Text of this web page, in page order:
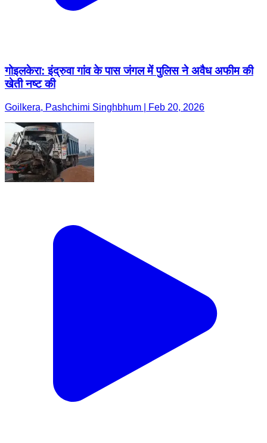
गोइलकेरा: इंद्रुवा गांव के पास जंगल में पुलिस ने अवैध अफीम की
खेती नष्ट की
Goilkera, Pashchimi Singhbhum | Feb 20, 2026